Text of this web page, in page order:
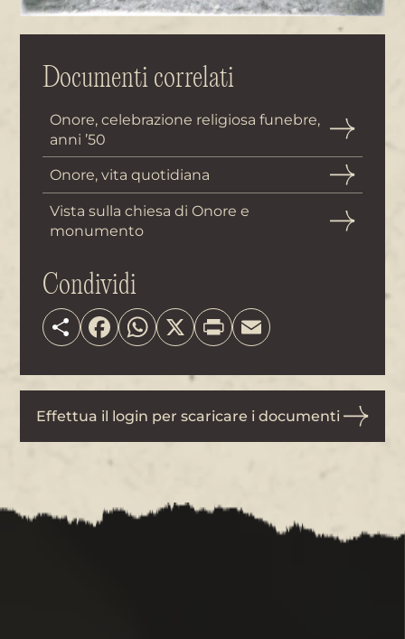
Documenti correlati
Onore, celebrazione religiosa funebre,
anni ’50
Onore, vita quotidiana
Vista sulla chiesa di Onore e
monumento
Condividi
ShareFacebookWhatsApp
X PrintEmail
Effettua il login per scaricare i documenti